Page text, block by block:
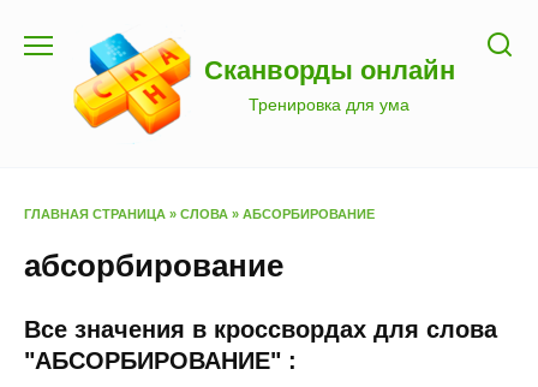
содержанию
Сканворды онлайн
Тренировка для ума
ГЛАВНАЯ СТРАНИЦА » СЛОВА » АБСОРБИРОВАНИЕ
абсорбирование
Все значения в кроссвордах для слова
"АБСОРБИРОВАНИЕ" :